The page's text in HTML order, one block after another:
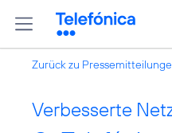
Zurück zu
Verbesserte